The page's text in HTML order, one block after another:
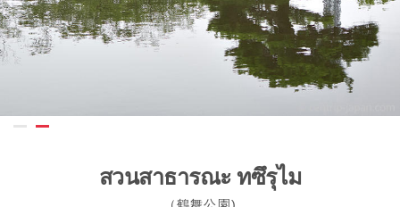
สวนสาธารณะ ทซึรุไม